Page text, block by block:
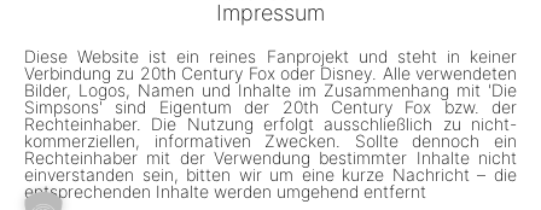
Impressum
Diese Website ist ein reines Fanprojekt und steht in keiner
Verbindung zu 20th Century Fox oder Disney. Alle verwendeten
Bilder, Logos, Namen und Inhalte im Zusammenhang mit 'Die
Simpsons' sind Eigentum der 20th Century Fox bzw. der
Rechteinhaber. Die Nutzung erfolgt ausschließlich zu nicht-
kommerziellen, informativen Zwecken. Sollte dennoch ein
Rechteinhaber mit der Verwendung bestimmter Inhalte nicht
einverstanden sein, bitten wir um eine kurze Nachricht – die
entsprechenden Inhalte werden umgehend entfernt